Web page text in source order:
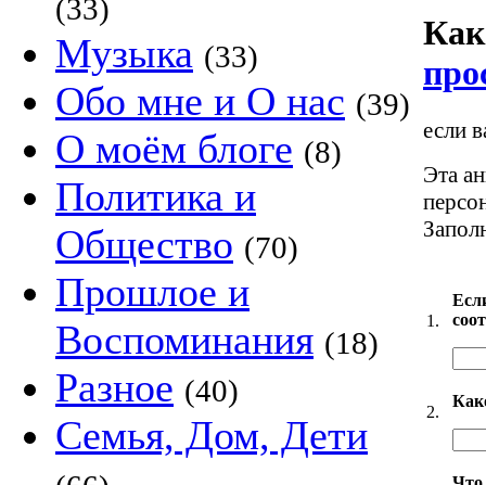
(33)
Музыка (33)
Обо мне и О нас (39)
О моём блоге (8)
Политика и
Общество (70)
Прошлое и
Воспоминания (18)
Разное (40)
Семья, Дом, Дети
если
Эта
1.
2.